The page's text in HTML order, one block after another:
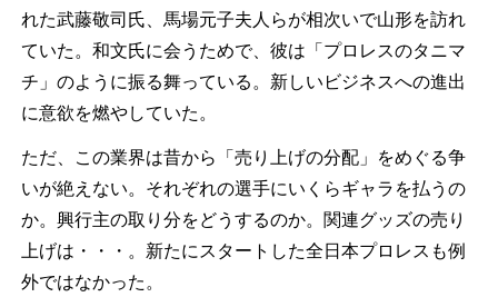
れた武藤敬司氏、馬場元子夫人らが相次いで山形を訪れ
ていた。和文氏に会うためで、彼は「プロレスのタニマ
チ」のように振る舞っている。新しいビジネスへの進出
に意欲を燃やしていた。
ただ、この業界は昔から「売り上げの分配」をめぐる争
いが絶えない。それぞれの選手にいくらギャラを払うの
か。興行主の取り分をどうするのか。関連グッズの売り
上げは・・・。新たにスタートした全日本プロレスも例
外ではなかった。